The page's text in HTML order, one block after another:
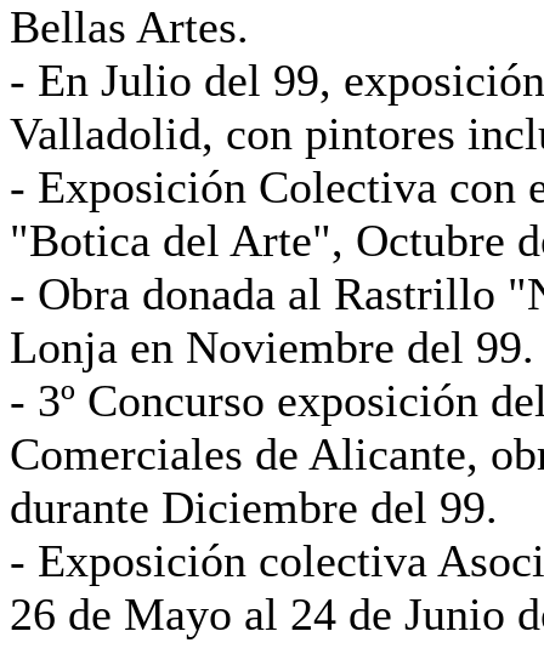
Bellas Artes.
- En Julio del 99,
Valladolid, con pintores
- Exposición Colectiva con
"Botica del Arte", Octubre
- Obra donada al Rastrillo
Lonja en Noviembre del 99.
- 3º Concurso exposición
Comerciales de Alicante,
durante Diciembre del 99.
- Exposición colectiva
26 de Mayo al 24 de Junio